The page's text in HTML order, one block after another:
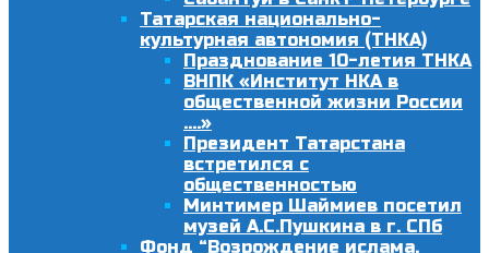
Татарская национально-
культурная автономия (ТНКА)
Празднование 10-летия ТНКА
ВНПК «Институт НКА в
общественной жизни России
….»
Президент Татарстана
встретился с
общественностью
Минтимер Шаймиев посетил
музей А.С.Пушкина в г. СПб
Фонд “Возрождение ислама,